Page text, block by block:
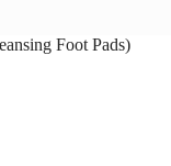
Foot Pads)